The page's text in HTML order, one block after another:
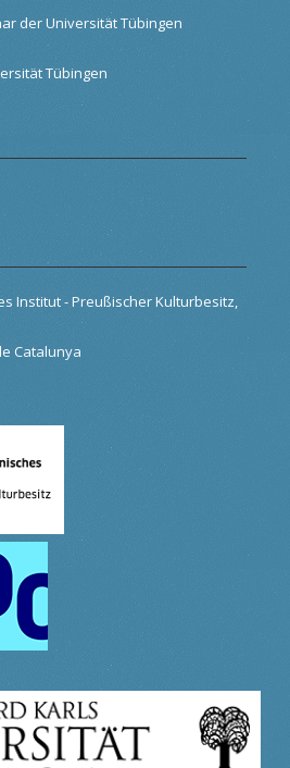
der Universität Tübingen
Tübingen
Institut - Preußischer Kulturbesitz,
Catalunya